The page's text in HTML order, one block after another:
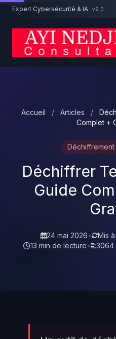
Aller au contenu principal
Expert Cybersécurité & IA v9.0
Accueil / Articles /
Complet +
Déchiffrement
Déchiffrer
Guide
24 mai 2026• Mis
13 min de lecture• 3064
Un projet cybersécurité ?